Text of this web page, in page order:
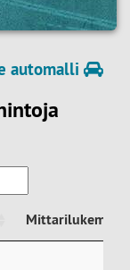
automalli
Mittarilukema